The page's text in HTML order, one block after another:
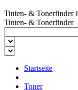
Tinten- & Tonerfinder
Tinten- & Tonerfinder
Startseite
Toner